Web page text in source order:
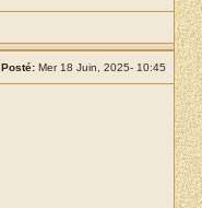
Posté: Mer 18 Juin, 2025- 10:45